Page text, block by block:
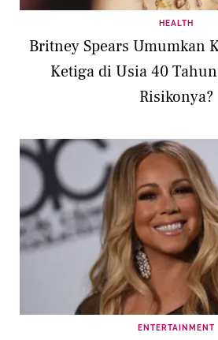
HEALTH
Britney Spears Umumkan
Ketiga di Usia 40
Risikonya?
ENTERTAINMENT